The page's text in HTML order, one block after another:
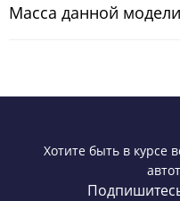
Масса данной
Хотите быть в курсе